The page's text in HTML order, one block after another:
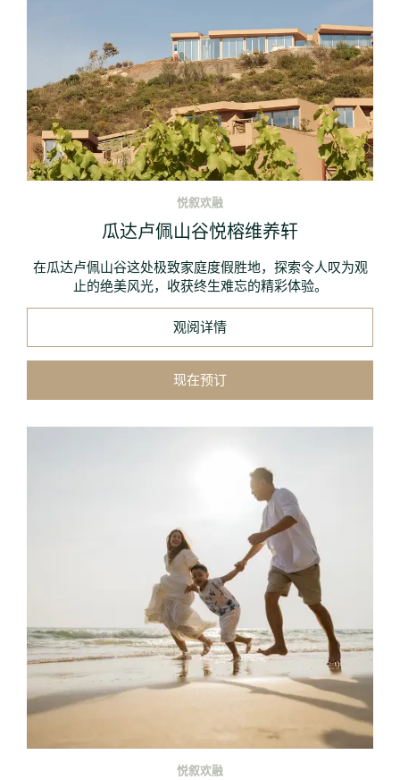
悦叙欢融
瓜达卢佩山谷悦榕维养轩
在瓜达卢佩山谷这处极致家庭度假胜地，探索令人叹为观
止的绝美风光，收获终生难忘的精彩体验。
观阅详情
现在预订
悦叙欢融